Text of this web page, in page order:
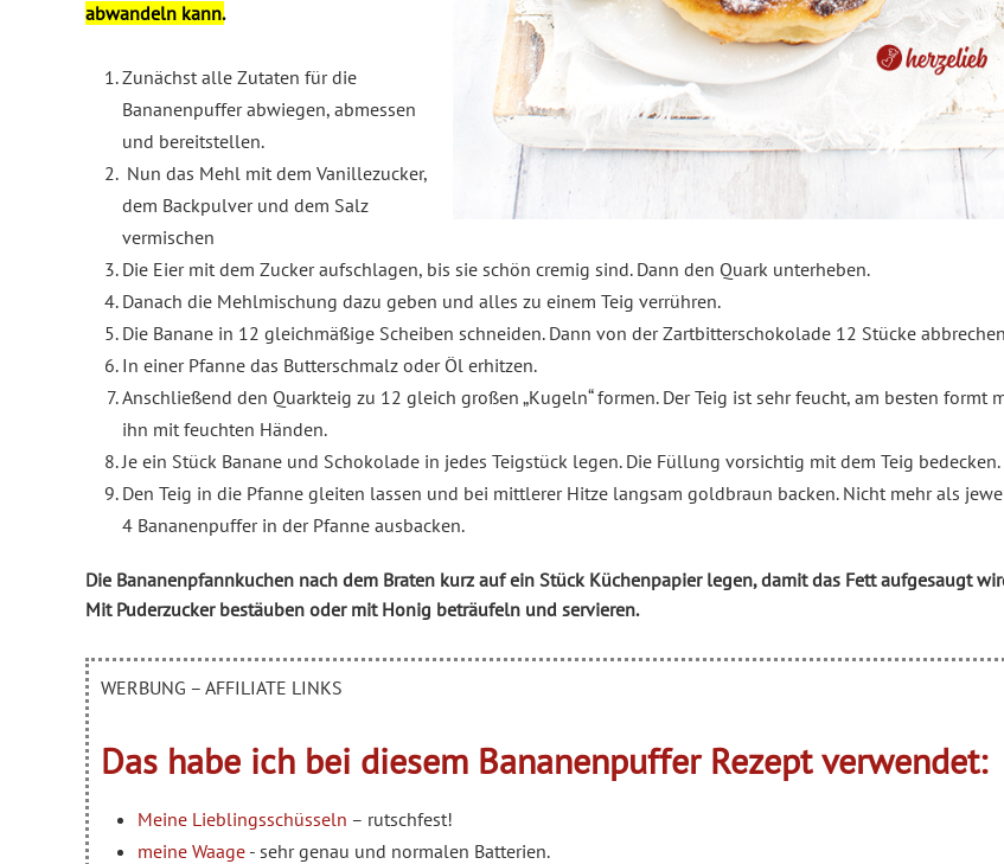
abwandeln kann.
Zunächst alle Zutaten für die
Bananenpuffer abwiegen, abmessen
und bereitstellen.
Nun das Mehl mit dem Vanillezucker,
dem Backpulver und dem Salz
vermischen
Die Eier mit dem Zucker aufschlagen, bis sie schön cremig sind. Dann den Quark unterheben.
Danach die Mehlmischung dazu geben und alles zu einem Teig verrühren.
Die Banane in 12 gleichmäßige Scheiben schneiden. Dann von der Zartbitterschokolade 12 Stücke
In einer Pfanne das Butterschmalz oder Öl erhitzen.
Anschließend den Quarkteig zu 12 gleich großen „Kugeln“ formen. Der Teig ist sehr feucht, am besten formt
ihn mit feuchten Händen.
Je ein Stück Banane und Schokolade in jedes Teigstück legen. Die Füllung vorsichtig mit dem Teig bedecken.
Den Teig in die Pfanne gleiten lassen und bei mittlerer Hitze langsam goldbraun backen. Nicht mehr als
4 Bananenpuffer in der Pfanne ausbacken.
Die Bananenpfannkuchen nach dem Braten kurz auf ein Stück Küchenpapier legen, damit das Fett aufgesaugt
Mit Puderzucker bestäuben oder mit Honig beträufeln und servieren.
WERBUNG – AFFILIATE LINKS
Das habe ich bei diesem Bananenpuffer Rezept verwendet:
Meine Lieblingsschüsseln – rutschfest!
meine Waage - sehr genau und normalen Batterien.